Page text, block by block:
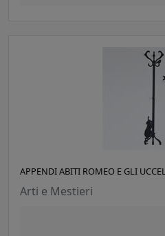
APPENDI ABITI ROMEO E GLI
Arti e Mestieri